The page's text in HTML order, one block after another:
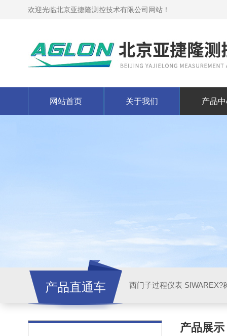
欢迎光临北京亚捷隆测控技术有限公司网站！
网站首页 关于我们 产品
产品直通车 西门子过程仪表 SIWAREX?
产品展示